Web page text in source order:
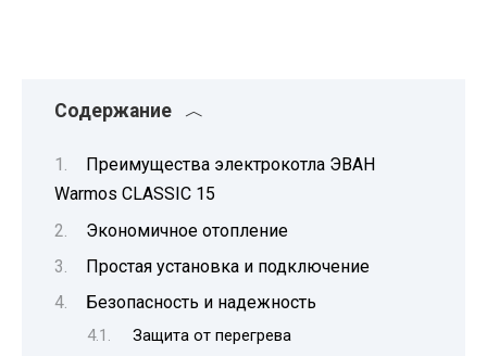
Содержание
Преимущества электрокотла ЭВАН
Warmos CLASSIC 15
Экономичное отопление
Простая установка и подключение
Безопасность и надежность
Защита от перегрева